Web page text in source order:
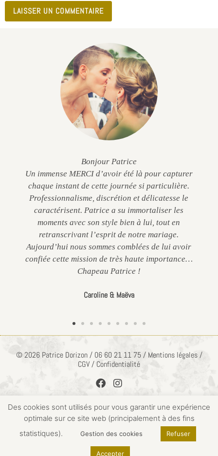
Bonjour Patrice
Un immense MERCI d’avoir été là pour capturer
chaque instant de cette journée si particulière.
Professionnalisme, discrétion et délicatesse le
caractérisent. Patrice a su immortaliser les
moments avec son style bien à lui, tout en
retranscrivant l’esprit de notre mariage.
Aujourd’hui nous sommes comblées de lui avoir
confiée cette mission de très haute importance…
Chapeau Patrice !
Caroline & Maëva
© 2026 Patrice Dorizon / 06 60 21 11 75 / Mentions légales /
CGV / Confidentialité
ACCÈS PRIVÉ
Des cookies sont utilisés pour vous garantir une expérience
optimale sur ce site web (principalement à des fins
statistiques).
Gestion des cookies Refuser
Accepter